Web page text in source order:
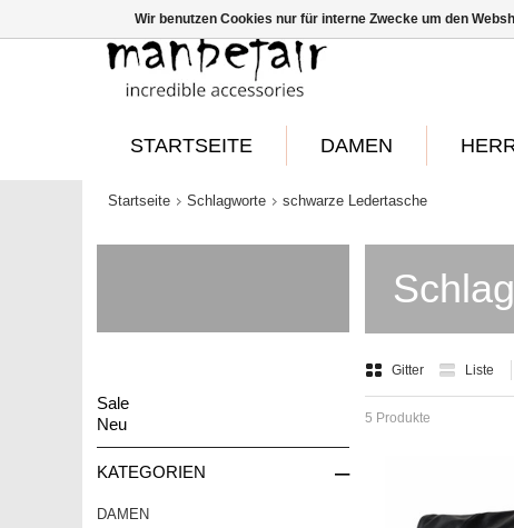
STARTSEITE DAMEN
Startseite Schlagworte schwarze Ledertasche
Gitter Liste
5 Produkte
Sale
Neu
KATEGORIEN –
DAMEN
Wir benutzen Cookies nur für interne Zwecke um den